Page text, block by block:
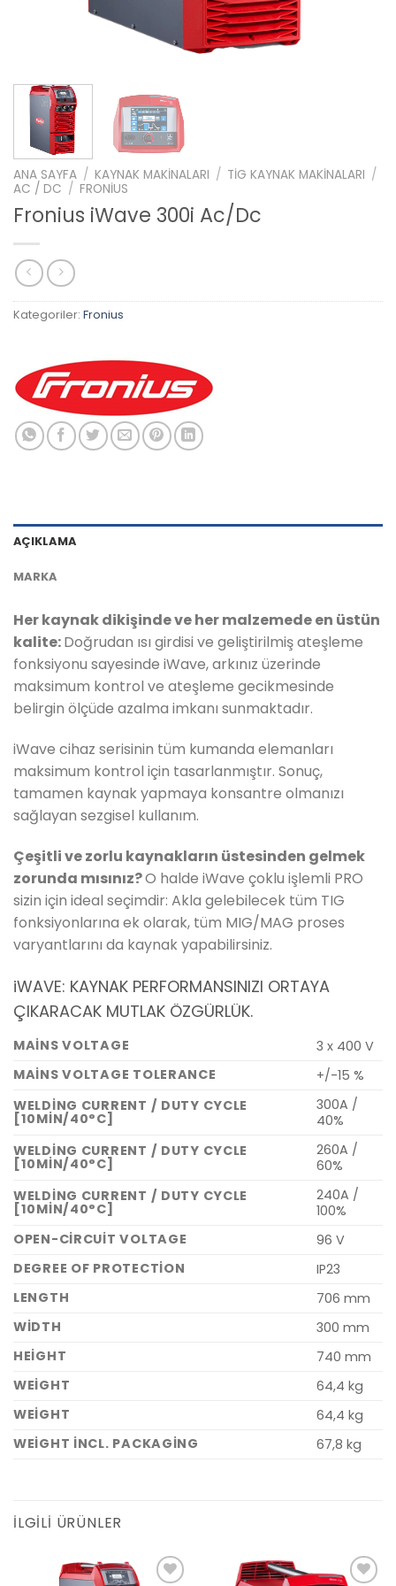
ANA SAYFA / KAYNAK MAKINALARI / TIG KAYNAK MAKINALARI /
AC / DC / FRONIUS
Fronius iWave 300i Ac/Dc
Kategoriler: Fronius
AÇIKLAMA
MARKA
Her kaynak dikişinde ve her malzemede en üstün
kalite:Doğrudan ısı girdisi ve geliştirilmiş ateşleme
fonksiyonu sayesinde iWave, arkınız üzerinde
maksimum kontrol ve ateşleme gecikmesinde
belirgin ölçüde azalma imkanı sunmaktadır.
iWave cihaz serisinin tüm kumanda elemanları
maksimum kontrol için tasarlanmıştır. Sonuç,
tamamen kaynak yapmaya konsantre olmanızı
sağlayan sezgisel kullanım.
Çeşitli ve zorlu kaynakların üstesinden gelmek
zorunda mısınız?O halde iWave çoklu işlemli PRO
sizin için ideal seçimdir: Akla gelebilecek tüm TIG
fonksiyonlarına ek olarak, tüm MIG/MAG proses
varyantlarını da kaynak yapabilirsiniz.
iWAVE: KAYNAK PERFORMANSINIZI ORTAYA
ÇIKARACAK MUTLAK ÖZGÜRLÜK.
MAINS VOLTAGE
3 x 400 V
MAINS VOLTAGE TOLERANCE
+/-15 %
WELDING CURRENT / DUTY CYCLE
[10MIN/40°C]
300A /
40%
WELDING CURRENT / DUTY CYCLE
[10MIN/40°C]
260A /
60%
WELDING CURRENT / DUTY CYCLE
[10MIN/40°C]
240A /
100%
OPEN-CIRCUIT VOLTAGE
96 V
DEGREE OF PROTECTION
IP23
LENGTH
706 mm
WIDTH
300 mm
HEIGHT
740 mm
WEIGHT
64,4 kg
WEIGHT
64,4 kg
WEIGHT INCL. PACKAGING
67,8 kg
İLGILI ÜRÜNLER